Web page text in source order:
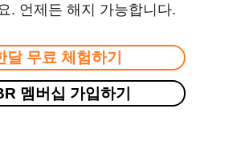
. 언제든 해지 가능합니다.
달 무료 체험하기
멤버십 가입하기